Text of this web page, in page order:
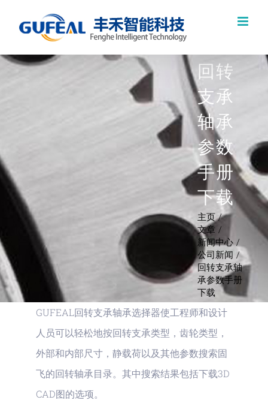
回转
支承
轴承
参数
手册
下载
主页
文章
新闻中心
公司新闻
回转支承轴
承参数手册
下载
GUFEAL回转支承轴承选择器使工程师和设计
人员可以轻松地按回转支承类型，齿轮类型，
外部和内部尺寸，静载荷以及其他参数搜索固
飞的回转轴承目录。其中搜索结果包括下载3D
CAD图的选项。